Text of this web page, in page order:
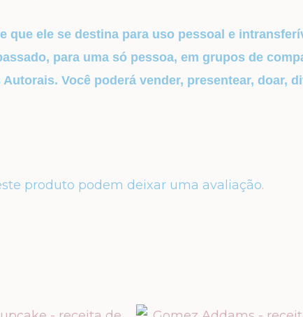
que ele se destina para uso pessoal e
para uma só pessoa, em grupos de
Você poderá vender, presentear, doar,
produto podem deixar uma avaliação.